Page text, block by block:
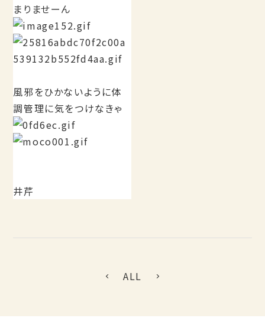
まりませーん
風邪をひかないように体
調管理に気をつけなきゃ
井芹
ALL